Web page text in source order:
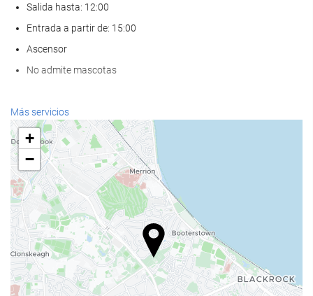
Salida hasta: 12:00
Entrada a partir de: 15:00
Ascensor
No admite mascotas
Servicios de recepción
Recepción 24 horas
Guardaequipaje
Comida y bebida
Restaurante a la carta
Bar
Estacionamiento
Más servicios
+
−